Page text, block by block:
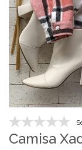
Camisa